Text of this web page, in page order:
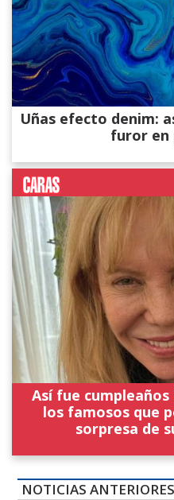
Uñas efecto denim:
furor en
Así fue cumpleaños
los famosos que
sorpresa de
NOTICIAS